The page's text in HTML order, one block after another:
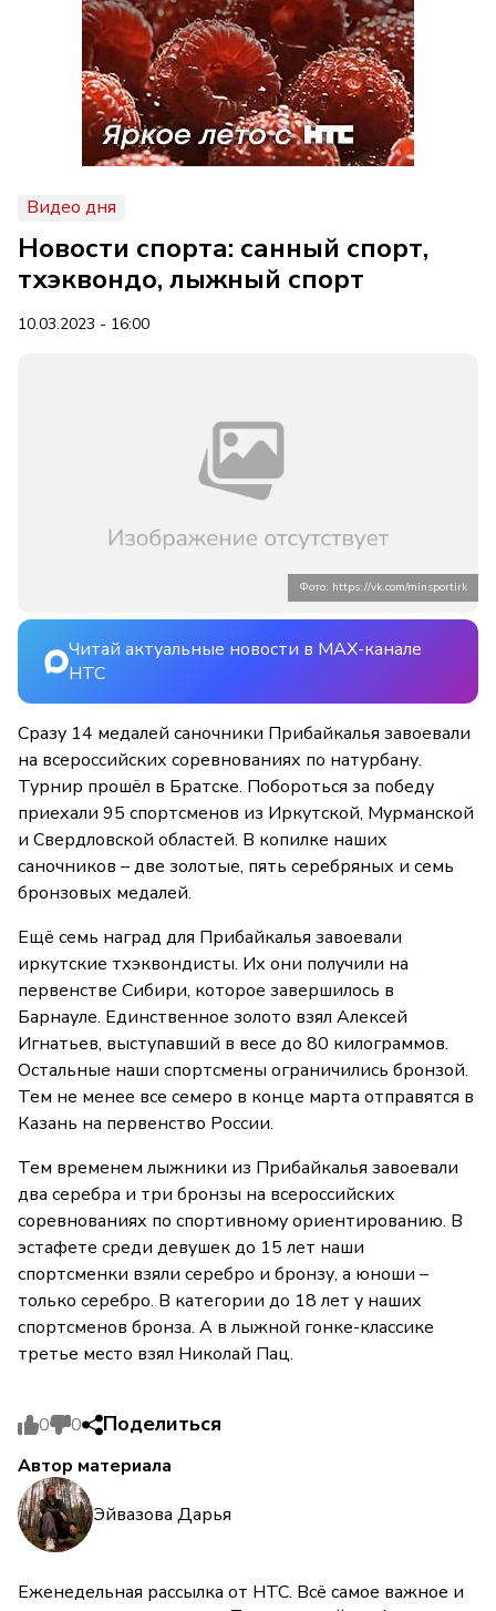
Видео дня
Новости спорта: санный спорт,
тхэквондо, лыжный спорт
10.03.2023 - 16:00
Фото: https://vk.com/minsportirk
Читай актуальные новости в MAX-канале
НТС
Сразу 14 медалей саночники Прибайкалья завоевали
на всероссийских соревнованиях по натурбану.
Турнир прошёл в Братске. Побороться за победу
приехали 95 спортсменов из Иркутской, Мурманской
и Свердловской областей. В копилке наших
саночников – две золотые, пять серебряных и семь
бронзовых медалей.
Ещё семь наград для Прибайкалья завоевали
иркутские тхэквондисты. Их они получили на
первенстве Сибири, которое завершилось в
Барнауле. Единственное золото взял Алексей
Игнатьев, выступавший в весе до 80 килограммов.
Остальные наши спортсмены ограничились бронзой.
Тем не менее все семеро в конце марта отправятся в
Казань на первенство России.
Тем временем лыжники из Прибайкалья завоевали
два серебра и три бронзы на всероссийских
соревнованиях по спортивному ориентированию. В
эстафете среди девушек до 15 лет наши
спортсменки взяли серебро и бронзу, а юноши –
только серебро. В категории до 18 лет у наших
спортсменов бронза. А в лыжной гонке-классике
третье место взял Николай Пац.
0 0 Поделиться
Автор материала
Эйвазова Дарья
Еженедельная рассылка от НТС. Всё самое важное и